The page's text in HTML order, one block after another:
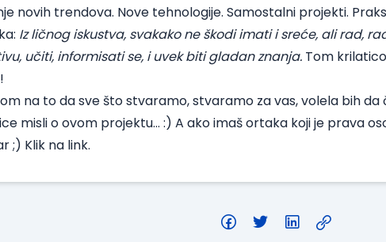
novih trendova. Nove tehnologije. Samostalni projekti.
Iz ličnog iskustva, svakako ne škodi imati i sreće, ali rad,
učiti, informisati se, i uvek biti gladan znanja. Tom
na to da sve što stvaramo, stvaramo za vas, volela bih
misli o ovom projektu… :) A ako imaš ortaka koji je prava
;) Klik na link.